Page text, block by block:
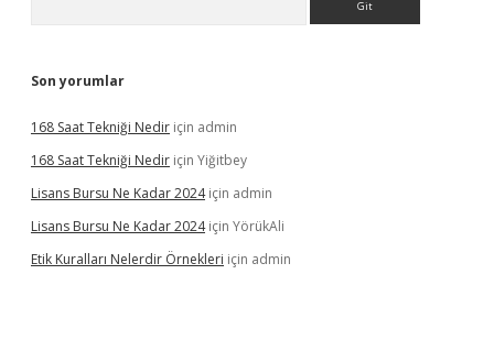
Son yorumlar
168 Saat Tekniği Nedir için admin
168 Saat Tekniği Nedir için Yiğitbey
Lisans Bursu Ne Kadar 2024için admin
Lisans Bursu Ne Kadar 2024için YörükAli
Etik Kuralları Nelerdir Örnekleri için admin